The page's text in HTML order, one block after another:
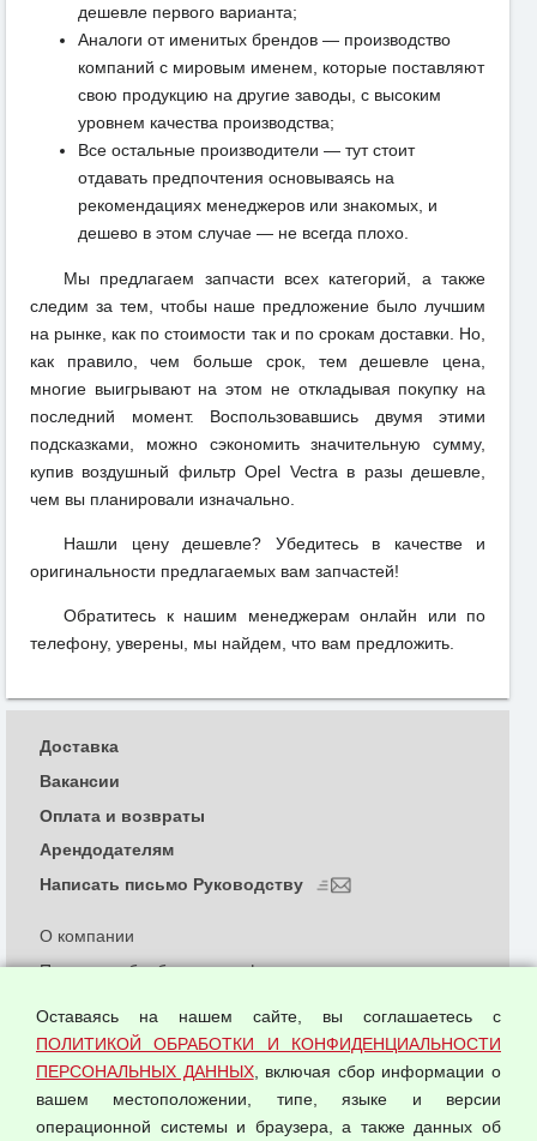
дешевле первого варианта;
Аналоги от именитых брендов — производство
компаний с мировым именем, которые поставляют
свою продукцию на другие заводы, с высоким
уровнем качества производства;
Все остальные производители — тут стоит
отдавать предпочтения основываясь на
рекомендациях менеджеров или знакомых, и
дешево в этом случае — не всегда плохо.
Мы предлагаем запчасти всех категорий, а также
следим за тем, чтобы наше предложение было лучшим
на рынке, как по стоимости так и по срокам доставки. Но,
как правило, чем больше срок, тем дешевле цена,
многие выигрывают на этом не откладывая покупку на
последний момент. Воспользовавшись двумя этими
подсказками, можно сэкономить значительную сумму,
купив воздушный фильтр Opel Vectra в разы дешевле,
чем вы планировали изначально.
Нашли цену дешевле? Убедитесь в качестве и
оригинальности предлагаемых вам запчастей!
Обратитесь к нашим менеджерам онлайн или по
телефону, уверены, мы найдем, что вам предложить.
О компании
Политика обработки и конфиденциальности
Согласием на обработку персональных данных
Оферта оптовой купли-продажи
Публичная оферта
Доставка
Вакансии
Оплата и возвраты
Арендодателям
Написать письмо Руководству
Оставаясь на нашем сайте, вы соглашаетесь с
ПОЛИТИКОЙ ОБРАБОТКИ И КОНФИДЕНЦИАЛЬНОСТИ
ПЕРСОНАЛЬНЫХ ДАННЫХ, включая сбор информации о
вашем местоположении, типе, языке и версии
операционной системы и браузера, а также данных об